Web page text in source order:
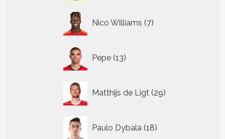
Nico Williams 7
producten
Pepe 13
producten
Matthijs de Ligt 29
producten
Paulo Dybala 18
producten